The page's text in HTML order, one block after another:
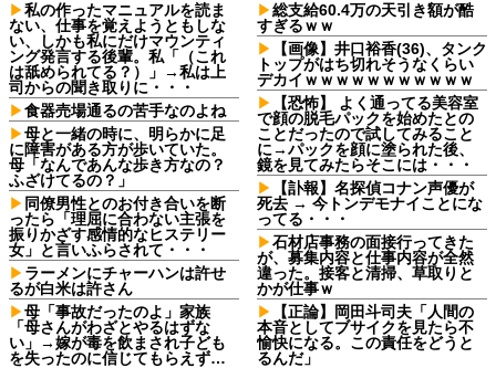
私の作ったマニュアルを読ま
ない、仕事を覚えようともしな
い、しかも私にだけマウンティ
ング発言する後輩。私「（これ
は舐められてる？）」→私は上
司からの聞き取りに・・・
食器売場通るの苦手なのよね
母と一緒の時に、明らかに足
に障害がある方が歩いていた。
母「なんであんな歩き方なの？
ふざけてるの？」
同僚男性とのお付き合いを断
ったら「理屈に合わない主張を
振りかざす感情的なヒステリー
女」と言いふらされて・・・
ラーメンにチャーハンは許せ
るが白米は許さん
母「事故だったのよ」家族
「母さんがわざとやるはずな
い」→嫁が毒を飲まされ子ども
を失ったのに信じてもらえず…
総支給60.4万の天引き額が酷
すぎるｗｗ
【画像】井口裕香(36)、タンク
トップがはち切れそうなくらい
デカイｗｗｗｗｗｗｗｗｗｗｗ
【恐怖】 よく通ってる美容室
で顔の脱毛パックを始めたとの
ことだったので試してみること
に→パックを顔に塗られた後、
鏡を見てみたらそこには・・・
【訃報】名探偵コナン声優が
死去 → 今トンデモナイことにな
ってる・・・
石材店事務の面接行ってきた
が、募集内容と仕事内容が全然
違った。接客と清掃、草取りと
かが仕事ｗ
【正論】岡田斗司夫「人間の
本音としてブサイクを見たら不
愉快になる。この責任をどうと
るんだ」